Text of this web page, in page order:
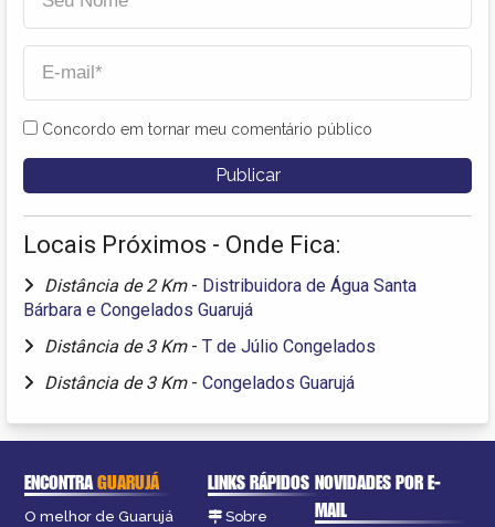
Concordo em tornar meu comentário público
Locais Próximos - Onde Fica:
Distância de 2 Km - Distribuidora de Água Santa
Bárbara e Congelados Guarujá
Distância de 3 Km - T de Júlio Congelados
Distância de 3 Km - Congelados Guarujá
ENCONTRAGUARUJÁ
O melhor de Guarujá
LINKS RÁPIDOS
Sobre
NOVIDADES POR E-
MAIL